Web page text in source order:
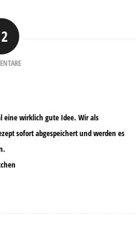
eine wirklich gute Idee. Wir als
sofort abgespeichert und werden es